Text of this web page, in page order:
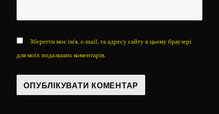
Зберегти моє ім'я, e-mail, та адресу сайту в цьому браузері
для моїх подальших коментарів.